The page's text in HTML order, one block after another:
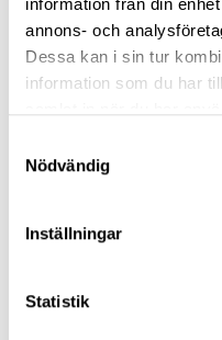
information från din
annons- och
Dessa kan i sin tur
information som du har
Nödvändig
Inställningar
Statistik
Tilt